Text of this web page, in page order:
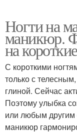
Ногти на
маникюр.
на
С короткими
только с
глиной. Сейчас
Поэтому улыбка
или любым другим
маникюр